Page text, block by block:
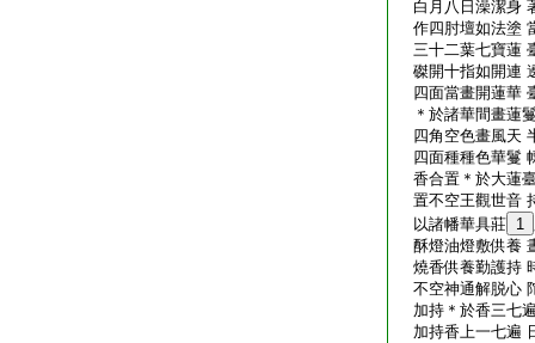
白月八日澡潔身
作四肘壇如法塗
三十二葉七寶蓮
磔開十指如開連
四面當畫開蓮華
＊於諸華間畫蓮
四角空色畫風天
四面種種色華鬘
香合置＊於大蓮
置不空王觀世音
以諸幡華具莊 1
酥燈油燈敷供養
燒香供養勤護持
不空神通解脱心
加持＊於香三七
加持香上一七遍